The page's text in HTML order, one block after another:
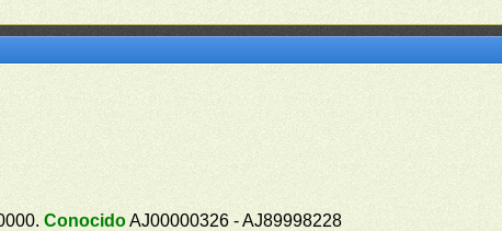
ConocidoAJ00000326 - AJ89998228